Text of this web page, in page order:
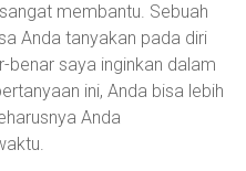
membantu. Sebuah
Anda tanyakan pada diri
benar saya inginkan dalam
ini, Anda bisa lebih
Anda